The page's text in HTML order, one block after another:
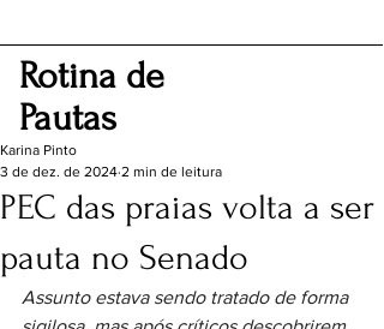
Rotina de
Pautas
PEC das praias volta a ser
pauta no Senado
Karina Pinto
3 de dez. de 2024 2 min de leitura
Assunto estava sendo tratado de forma